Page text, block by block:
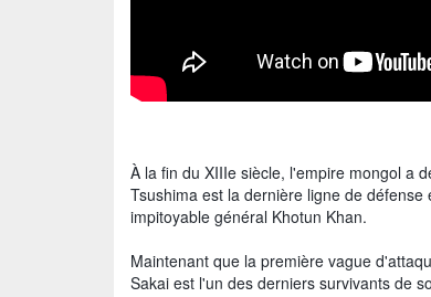
À la fin du XIIIe siècle, l'empire mongol a
Tsushima est la dernière ligne de
impitoyable général Khotun Khan.
Maintenant que la première vague
Sakai est l'un des derniers survivants de